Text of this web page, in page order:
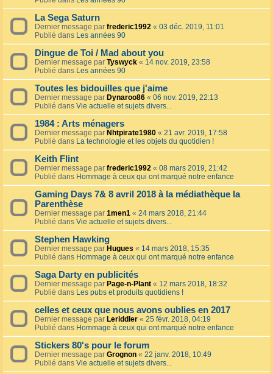
La Sega Saturn
Dernier message par frederic1992 « 03 déc. 2019, 11:01
Publié dans Les années 90
Dingue de Toi / Mad about you
Dernier message par Tyswyck « 14 nov. 2019, 23:58
Publié dans Les années 90
Toutes les bidouilles que j'aime
Dernier message par Dynaroo86 « 06 nov. 2019, 22:13
Publié dans Vie actuelle et sujets divers...
1984 : Arts ménagers
Dernier message par Nhtpirate1980 « 21 avr. 2019, 17:58
Publié dans La technologie et les objets du quotidien !
Keith Flint
Dernier message par frederic1992 « 08 mars 2019, 21:42
Publié dans Hommage à ceux qui ont marqué notre enfance
Gaming Days 7& 8 avril 2018 à la médiathèque la
Parenthèse
Dernier message par 1men1 « 24 mars 2018, 21:44
Publié dans Vie actuelle et sujets divers...
Stephen Hawking
Dernier message par Hugues « 14 mars 2018, 15:35
Publié dans Hommage à ceux qui ont marqué notre enfance
Saga Darty en publicités
Dernier message par Page-n-Plant « 12 mars 2018, 18:32
Publié dans Les pubs et produits quotidiens !
celles et ceux que nous avons oublies en 2017
Dernier message par Leriddler « 25 févr. 2018, 04:19
Publié dans Hommage à ceux qui ont marqué notre enfance
Stickers 80's pour le forum
Dernier message par Grognon « 22 janv. 2018, 10:49
Publié dans Vie actuelle et sujets divers...